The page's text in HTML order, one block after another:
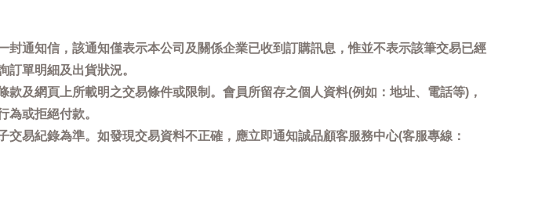
通知信，該通知僅表示本公司及關係企業已收到訂購訊息，惟並不表示該筆交易已經
單明細及出貨狀況。
及網頁上所載明之交易條件或限制。會員所留存之個人資料(例如：地址、電話等)，
或拒絕付款。
易紀錄為準。如發現交易資料不正確，應立即通知誠品顧客服務中心(客服專線：